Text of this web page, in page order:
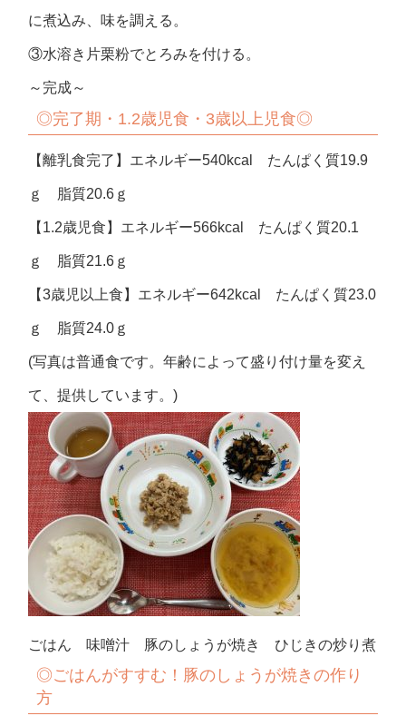
に煮込み、味を調える。
③水溶き片栗粉でとろみを付ける。
～完成～
◎完了期・1.2歳児食・3歳以上児食◎
【離乳食完了】エネルギー540kcal たんぱく質19.9
ｇ 脂質20.6ｇ
【1.2歳児食】エネルギー566kcal たんぱく質20.1
ｇ 脂質21.6ｇ
【3歳児以上食】エネルギー642kcal たんぱく質23.0
ｇ 脂質24.0ｇ
(写真は普通食です。年齢によって盛り付け量を変え
て、提供しています。)
ごはん 味噌汁 豚のしょうが焼き ひじきの炒り煮
◎ごはんがすすむ！豚のしょうが焼きの作り
方